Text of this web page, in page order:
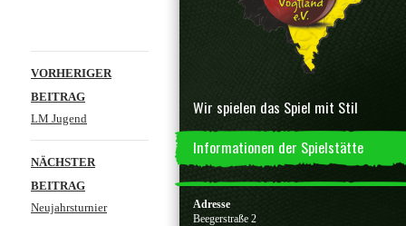
Wir spielen das Spiel mit Stil
Informationen der Spielstätte
Adresse
Beegerstraße 2
Beitragsnavigation
VORHERIGER
BEITRAG
LM Jugend
NÄCHSTER
BEITRAG
Neujahrsturnier